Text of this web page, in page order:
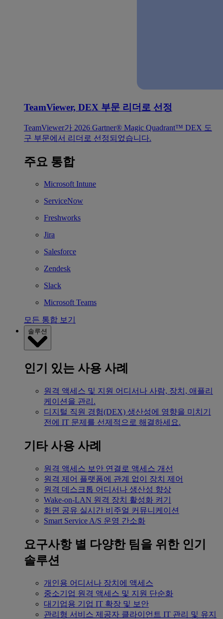
TeamViewer, DEX 부문 리더로 선정
TeamViewer가 2026 Gartner® Magic Quadrant™ DEX 도
구 부문에서 리더로 선정되었습니다.
주요 통합
Microsoft Intune
ServiceNow
Freshworks
Jira
Salesforce
Zendesk
Slack
Microsoft Teams
모든 통합 보기
솔루션
인기 있는 사용 사례
원격 액세스 및 지원 어디서나 사람, 장치, 애플리
케이션을 관리.
디지털 직원 경험(DEX) 생산성에 영향을 미치기
전에 IT 문제를 선제적으로 해결하세요.
기타 사용 사례
원격 액세스 보안 연결로 액세스 개선
원격 제어 플랫폼에 관계 없이 장치 제어
원격 데스크톱 어디서나 생산성 향상
Wake-on-LAN 원격 장치 활성화 켜기
화면 공유 실시간 비주얼 커뮤니케이션
Smart Service A/S 운영 간소화
요구사항 별 다양한 팀을 위한 인기
솔루션
개인용 어디서나 장치에 액세스
중소기업 원격 액세스 및 지원 단순화
대기업용 기업 IT 확장 및 보안
관리형 서비스 제공자 클라이언트 IT 관리 및 유지